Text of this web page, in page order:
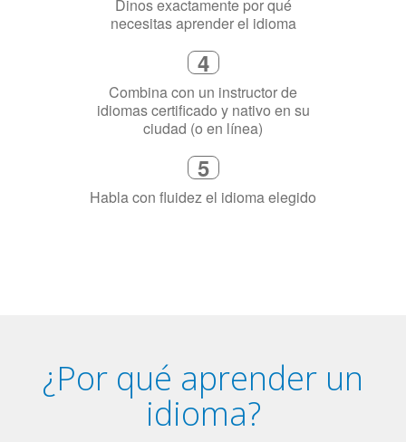
Selecciona una duración de curso
flexible que se ajuste a tu agenda
3
Dinos exactamente por qué
necesitas aprender el idioma
4
Combina con un instructor de
idiomas certificado y nativo en su